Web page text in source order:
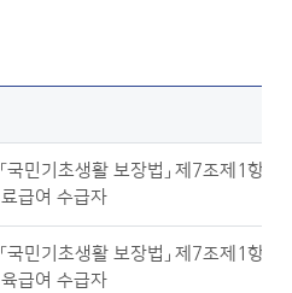
「국민기초생활 보장법」 제7조제1항
료급여 수급자
「국민기초생활 보장법」 제7조제1항
육급여 수급자